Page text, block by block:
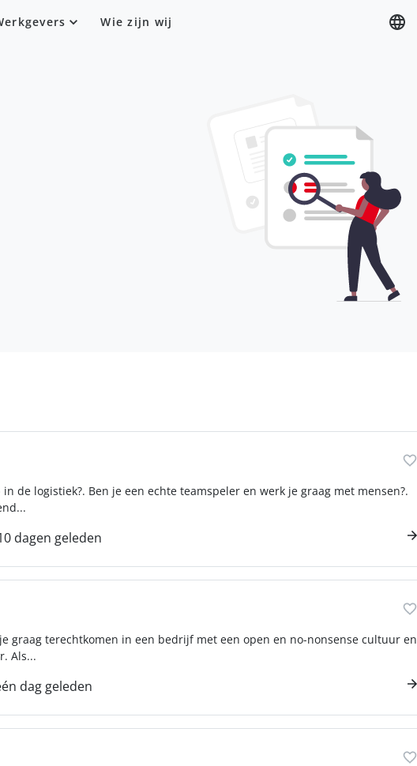
Wie zijn wij
de logistiek?. Ben je een echte teamspeler en werk je graag met mensen?.
dagen geleden
graag terechtkomen in een bedrijf met een open en no-nonsense cultuur en
Als...
dag geleden